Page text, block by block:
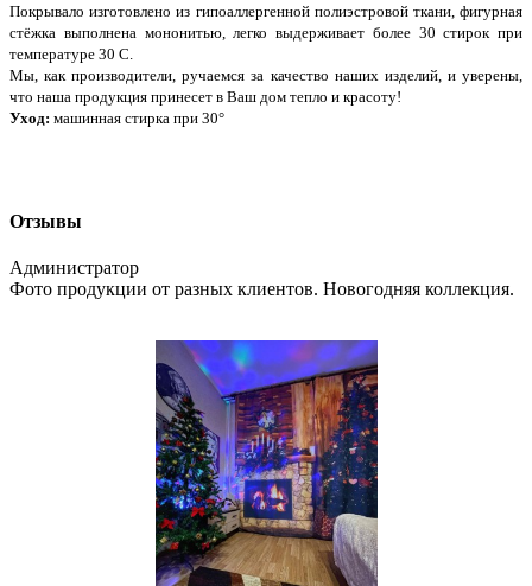
Покрывало изготовлено из гипоаллергенной полиэстровой ткани, фигурная
стёжка выполнена мононитью, легко выдерживает более 30 стирок при
температуре 30 С.
Мы, как производители, ручаемся за качество наших изделий, и уверены,
что наша продукция принесет в Ваш дом тепло и красоту!
Уход: машинная стирка при 30°
Отзывы
Администратор
Фото продукции от разных клиентов. Новогодняя коллекция.